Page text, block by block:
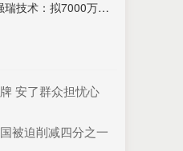
常胜策略 强瑞技术：拟7000万元投资铝宝科技获35%股权
安了群众担忧心
被迫削减四分之一